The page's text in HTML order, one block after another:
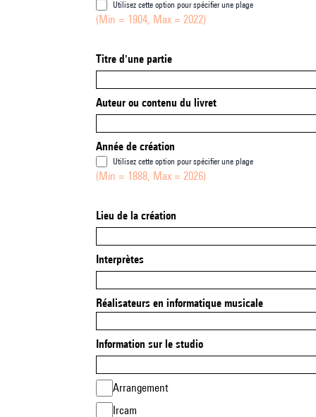
Utilisez cette option pour spécifier une plage
(Min = 1904, Max = 2022)
Titre d'une partie
Auteur ou contenu du livret
Année de création
Utilisez cette option pour spécifier une plage
(Min = 1888, Max = 2026)
Lieu de la création
Interprètes
Réalisateurs en informatique musicale
Information sur le studio
Arrangement
Ircam